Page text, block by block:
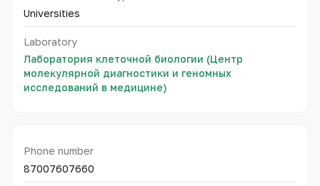
Universities
Laboratory
Лаборатория клеточной биологии (Центр
молекулярной диагностики и геномных
исследований в медицине)
Phone number
87007607660